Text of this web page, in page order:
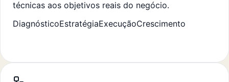
técnicas aos objetivos reais do negócio.
DiagnósticoEstratégiaExecuçãoCrescimento